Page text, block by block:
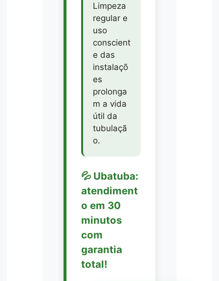
Limpeza
regular e
uso
conscient
e das
instalaçõ
es
prolonga
m a vida
útil da
tubulaçã
o.
💦 Ubatuba:
atendiment
o em 30
minutos
com
garantia
total!